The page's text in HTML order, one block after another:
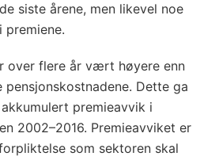
siste årene, men likevel noe
premiene.
over flere år vært høyere enn
pensjonskostnadene. Dette ga
premieavvik i
2002–2016. Premieavviket er
som sektoren skal